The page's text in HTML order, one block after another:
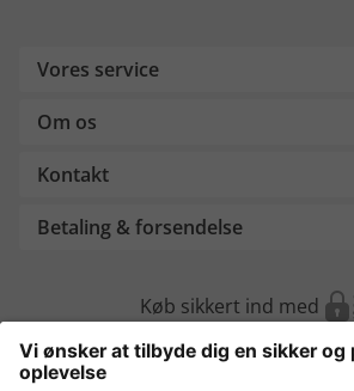
Vores service
Om os
Kontakt
Betaling & forsendelse
Køb sikkert ind med